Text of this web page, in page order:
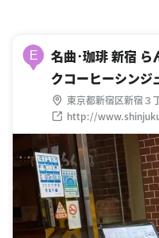
E
名曲･珈琲 新宿 ら
クコーヒーシンジ
東京都新宿区新宿３
http://